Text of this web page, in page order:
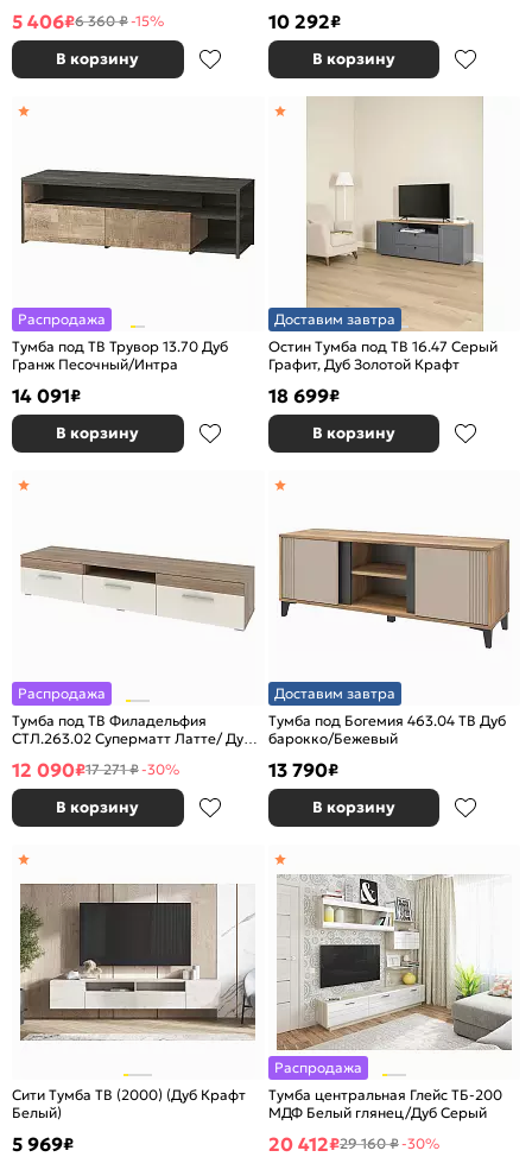
5 406₽6 360 ₽-15%
В корзину
10 292₽
В корзину
Распродажа
Тумба под ТВ Трувор 13.70 Дуб
Гранж Песочный/Интра
14 091₽
В корзину
Доставим завтра
Остин Тумба под ТВ 16.47 Серый
Графит, Дуб Золотой Крафт
18 699₽
В корзину
Распродажа
Тумба под ТВ Филадельфия
СТЛ.263.02 Суперматт Латте/ Дуб
12 090₽17 271 ₽-30%
В корзину
Доставим завтра
Тумба под Богемия 463.04 ТВ Дуб
барокко/Бежевый
13 790₽
В корзину
Сити Тумба ТВ (2000) (Дуб Крафт
Белый)
5 969₽
Распродажа
Тумба центральная Глейс ТБ-200
МДФ Белый глянец/Дуб Серый
20 412₽29 160 ₽-30%